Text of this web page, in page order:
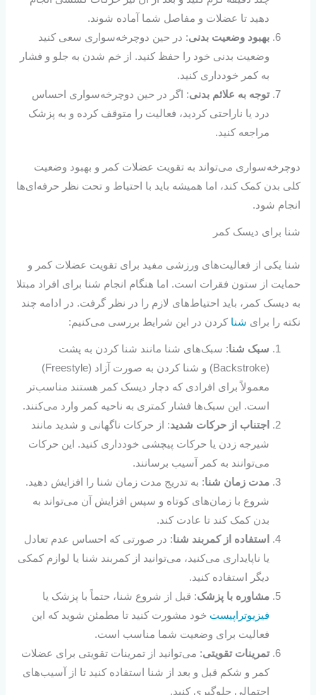
دهید تا عضلات و مفاصل شما آماده شوند.
بهبود وضعیت بدنی: در حین دوچرخه‌سواری سعی کنید
وضعیت بدنی خود را حفظ کنید. از خم شدن به جلو و فشار
به کمر خودداری کنید.
توجه به علائم بدنی: اگر در حین دوچرخه‌سواری احساس
درد یا ناراحتی کردید، فعالیت را متوقف کرده و به پزشک
مراجعه کنید.
دوچرخه‌سواری می‌تواند به تقویت عضلات کمر و بهبود وضعیت
کلی بدن کمک کند، اما همیشه باید با احتیاط و تحت نظر حرفه‌ای‌ها
انجام شود.
شنا برای دیسک کمر
شنا یکی از فعالیت‌های ورزشی مفید برای تقویت عضلات کمر و
حمایت از ستون فقرات است. اما هنگام انجام شنا برای افراد مبتلا
به دیسک کمر، باید احتیاط‌های لازم را در نظر گرفت. در ادامه چند
نکته را برای شنا کردن در این شرایط بررسی می‌کنیم:
سبک شنا: سبک‌های شنا مانند شنا کردن به پشت
(Backstroke) و شنا کردن به صورت آزاد (Freestyle)
معمولاً برای افرادی که دچار دیسک کمر هستند مناسب‌تر
است. این سبک‌ها فشار کمتری به ناحیه کمر وارد می‌کنند.
اجتناب از حرکات شدید: از حرکات ناگهانی و شدید مانند
شیرجه زدن یا حرکات پیچشی خودداری کنید. این حرکات
می‌توانند به کمر آسیب برسانند.
مدت زمان شنا: به تدریج مدت زمان شنا را افزایش دهید.
شروع با زمان‌های کوتاه و سپس افزایش آن می‌تواند به
بدن کمک کند تا عادت کند.
استفاده از کمربند شنا: در صورتی که احساس عدم تعادل
یا ناپایداری می‌کنید، می‌توانید از کمربند شنا یا لوازم کمکی
دیگر استفاده کنید.
مشاوره با پزشک: قبل از شروع شنا، حتماً با پزشک یا
فیزیوتراپیست خود مشورت کنید تا مطمئن شوید که این
فعالیت برای وضعیت شما مناسب است.
تمرینات تقویتی: می‌توانید از تمرینات تقویتی برای عضلات
کمر و شکم قبل و بعد از شنا استفاده کنید تا از آسیب‌های
احتمالی جلوگیری کنید.